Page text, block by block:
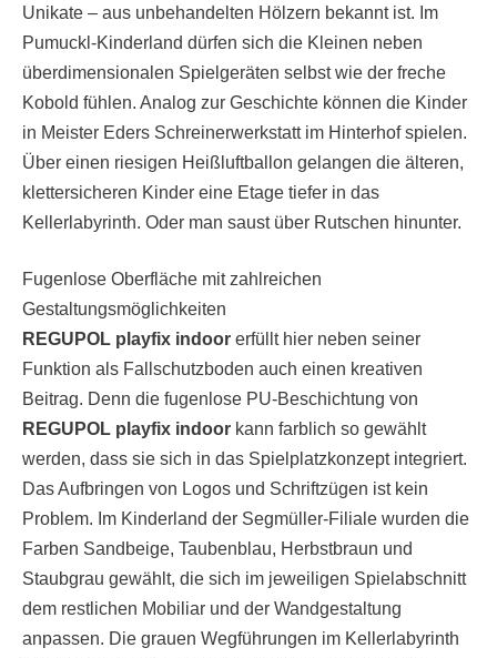
Unikate – aus unbehandelten Hölzern bekannt ist. Im
Pumuckl-Kinderland dürfen sich die Kleinen neben
überdimensionalen Spielgeräten selbst wie der freche
Kobold fühlen. Analog zur Geschichte können die Kinder
in Meister Eders Schreinerwerkstatt im Hinterhof spielen.
Über einen riesigen Heißluftballon gelangen die älteren,
klettersicheren Kinder eine Etage tiefer in das
Kellerlabyrinth. Oder man saust über Rutschen hinunter.
Fugenlose Oberfläche mit zahlreichen
Gestaltungsmöglichkeiten
REGUPOL playfix indoor erfüllt hier neben seiner
Funktion als Fallschutzboden auch einen kreativen
Beitrag. Denn die fugenlose PU-Beschichtung von
REGUPOL playfix indoor kann farblich so gewählt
werden, dass sie sich in das Spielplatzkonzept integriert.
Das Aufbringen von Logos und Schriftzügen ist kein
Problem. Im Kinderland der Segmüller-Filiale wurden die
Farben Sandbeige, Taubenblau, Herbstbraun und
Staubgrau gewählt, die sich im jeweiligen Spielabschnitt
dem restlichen Mobiliar und der Wandgestaltung
anpassen. Die grauen Wegführungen im Kellerlabyrinth